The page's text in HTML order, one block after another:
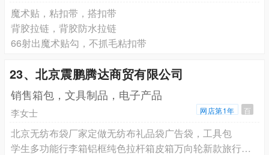
魔术贴，粘扣带，搭扣带
背胶拉链，背胶防水拉链
66射出魔术贴勾，不抓毛粘扣带
23、北京震鹏腾达商贸有限公司
销售箱包，文具制品，电子产品
李女士 网店第1年 百
北京无纺布袋厂家定做无纺布礼品袋广告袋，工具包
学生多功能行李箱铝框纯色拉杆箱皮箱万向轮新款旅行箱密码箱男女